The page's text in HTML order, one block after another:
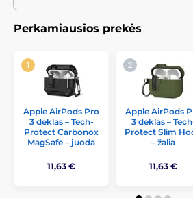
Perkamiausios prekės
Apple AirPods Pro
3 dėklas – Tech-
Protect Carbonox
MagSafe – juoda
11,63 €
Apple AirPods
3 dėklas –
Protect Slim
– žalia
11,63 €